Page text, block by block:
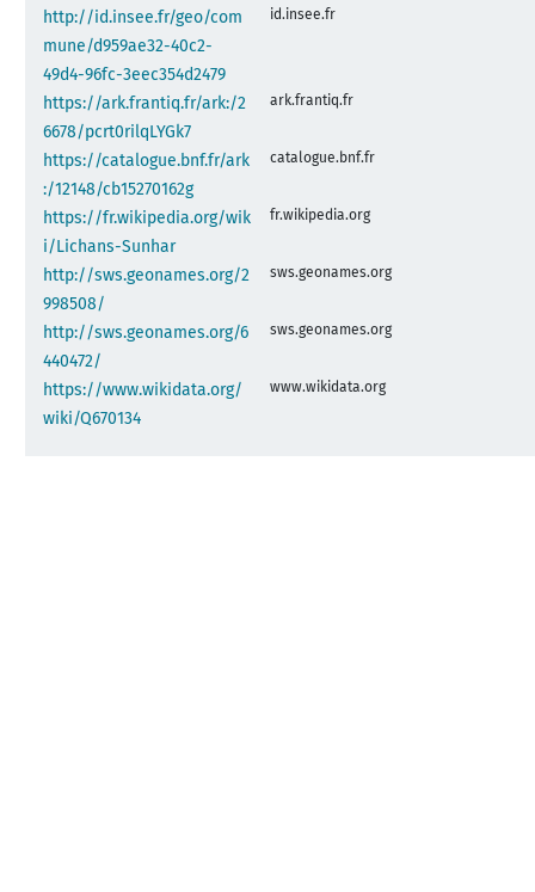
http://id.insee.fr/geo/com
mune/d959ae32-40c2-
49d4-96fc-3eec354d2479
id.insee.fr
https://ark.frantiq.fr/ark:/2
6678/pcrt0rilqLYGk7
ark.frantiq.fr
https://catalogue.bnf.fr/ark
:/12148/cb15270162g
catalogue.bnf.fr
https://fr.wikipedia.org/wik
i/Lichans-Sunhar
fr.wikipedia.org
http://sws.geonames.org/2
998508/
sws.geonames.org
http://sws.geonames.org/6
440472/
sws.geonames.org
https://www.wikidata.org/
wiki/Q670134
www.wikidata.org